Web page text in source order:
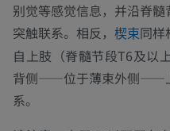
别觉等感觉信息，并沿脊
突触联系。相反， 楔束同样
自上肢（脊髓节段T6及以
背侧——位于薄束外侧——
系。